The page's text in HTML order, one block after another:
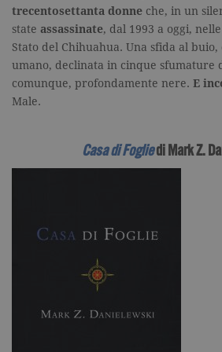
trecentosettanta donne che, in un
state assassinate, dal 1993 a oggi,
Stato del Chihuahua. Una sfida al buio,
umano, declinata in cinque sfumature
comunque, profondamente nere. E
Male.
Casa di Fogliedi Mark Z.
_gat